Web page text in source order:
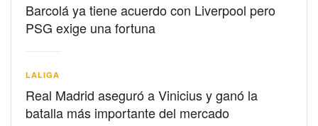
Barcolá ya tiene acuerdo con Liverpool pero
PSG exige una fortuna
LALIGA
Real Madrid aseguró a Vinicius y ganó la
batalla más importante del mercado